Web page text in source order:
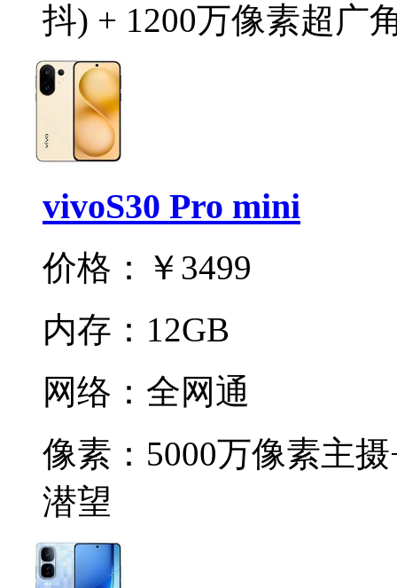
抖) + 1200万像素超广
vivoS30 Pro mini
价格：
￥3499
内存： 12GB
网络： 全网通
像素： 5000万像素主
潜望